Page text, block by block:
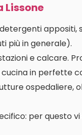
Lissone
appositi,
più in generale).
e calcare.
in perfette
ospedaliere,
per questo